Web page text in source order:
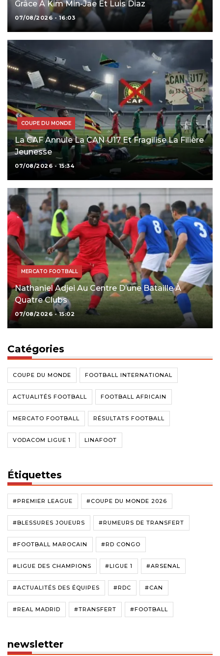
Grâce À Kim Min-Jae Et Luis Diaz
07/08/2026 - 16:03
COUPE DU MONDE
La CAF Annule La CAN U17 Et Fragilise La Filière
Jeunesse
07/08/2026 - 15:34
MERCATO FOOTBALL
Nathaniel Adjei Au Centre D’une Bataille À
Quatre Clubs
07/08/2026 - 15:02
Catégories
COUPE DU MONDE FOOTBALL INTERNATIONAL
ACTUALITÉS FOOTBALL FOOTBALL AFRICAIN
MERCATO FOOTBALL RÉSULTATS FOOTBALL
VODACOM LIGUE 1 LINAFOOT
Étiquettes
#PREMIER LEAGUE #COUPE DU MONDE 2026
#BLESSURES JOUEURS #RUMEURS DE TRANSFERT
#FOOTBALL MAROCAIN #RD CONGO
#LIGUE DES CHAMPIONS #LIGUE 1 #ARSENAL
#ACTUALITÉS DES ÉQUIPES #RDC #CAN
#REAL MADRID #TRANSFERT #FOOTBALL
newsletter